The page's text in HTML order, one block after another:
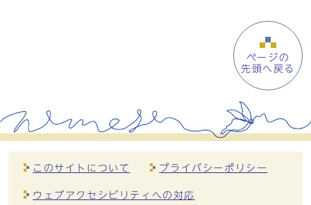
ページの
先頭へ戻る
このサイトについて プライバシーポリシー
ウェブアクセシビリティへの対応